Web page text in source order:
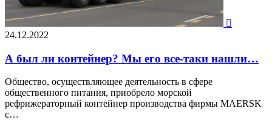

24.12.2022
А был ли контейнер? Мы его все-таки нашли…
Общество, осуществляющее деятельность в сфере
общественного питания, приобрело морской
рефрижераторный контейнер производства фирмы MAERSK
с…